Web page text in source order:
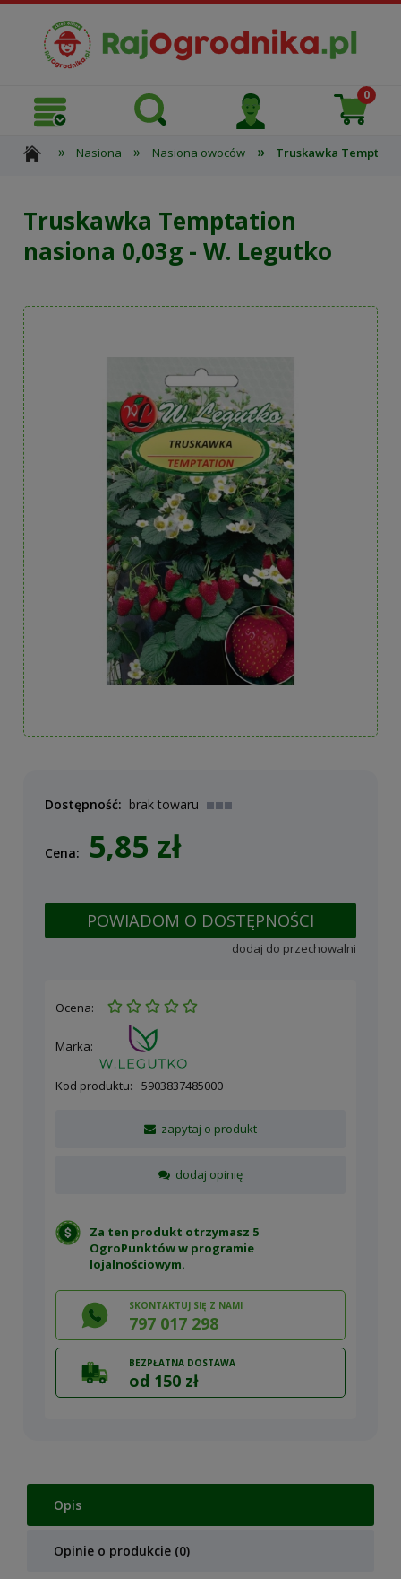
» Nasiona » Nasiona owoców » Truskawka
Truskawka Temptation
nasiona 0,03g - W. Legutko
Dostępność: brak towaru
Cena: 5,85 zł
POWIADOM O DOSTĘPNOŚCI
dodaj do przechowalni
Ocena:
Marka:
Kod produktu: 5903837485000
zapytaj o produkt
dodaj opinię
Za ten produkt otrzymasz 5
OgroPunktów w programie
lojalnościowym.
SKONTAKTUJ SIĘ Z NAMI
797 017 298
BEZPŁATNA DOSTAWA
od 150 zł
Opis
Opinie o produkcie (0)